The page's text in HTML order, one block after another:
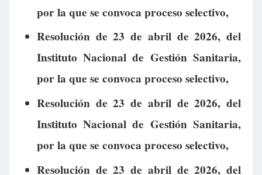
por la que se convoca proceso selectivo,
Resolución de 23 de abril de 2026, del
Instituto Nacional de Gestión Sanitaria,
por la que se convoca proceso selectivo,
Resolución de 23 de abril de 2026, del
Instituto Nacional de Gestión Sanitaria,
por la que se convoca proceso selectivo,
Resolución de 23 de abril de 2026, del